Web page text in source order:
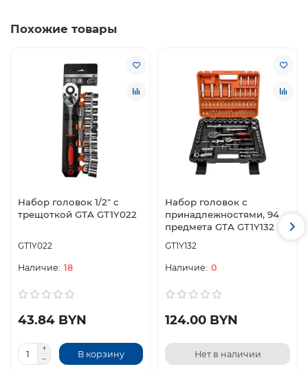
Похожие товары
Набор головок 1/2" с
трещоткой GTA GT1Y022
GT1Y022
18
43.84 BYN
В корзину
Набор головок с
принадлежностями, 94
предмета GTA GT1Y132
GT1Y132
0
124.00 BYN
Нет в наличии